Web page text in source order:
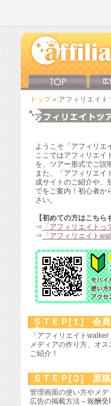
トップ ＞アフィリエイト
ようこそ「アフィリエ
ここではアフィリエイ
を、ツアー形式でご説
また、「アフィリエイ
成サイトのご紹介や、
でをご案内！初心者か
さい。
【初めての方はこちら
⇒ 「アフィリエイトっ
⇒ 「アフィリエイト
ＳＴＥＰ[１] 会員
方）
「アフィリエイト
メディアの作り方、オ
ご紹介！
ＳＴＥＰ[２] 原稿
管理画面の使い方やメデ
広告の掲載方法～報酬受